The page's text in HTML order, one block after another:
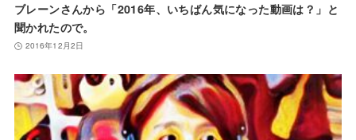
ブレーンさんから「2016年、いちばん気になった動画は？」と
聞かれたので。
2016年12月2日